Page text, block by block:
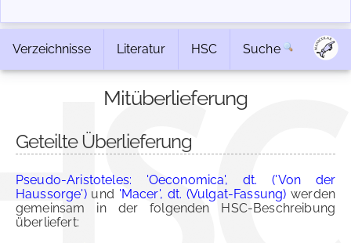
Verzeichnisse Literatur HSC Suche
Mitüberlieferung
Geteilte Überlieferung
Pseudo-Aristoteles: 'Oeconomica', dt. ('Von der
Haussorge')und 'Macer', dt. (Vulgat-Fassung) werden
gemeinsam in der folgenden HSC-Beschreibung
überliefert: